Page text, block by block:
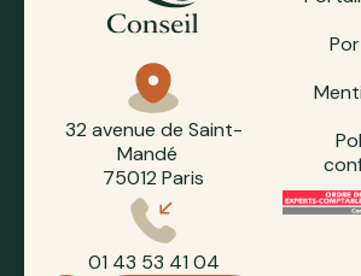
32 avenue de Saint-
Mandé
75012 Paris
01 43 53 41 04